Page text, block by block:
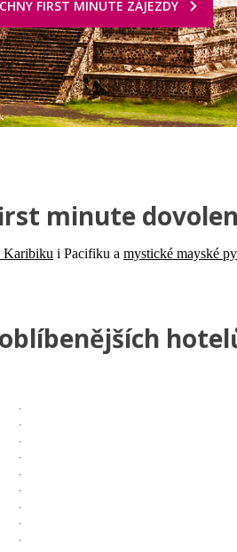
FIRST MINUTE ZÁJEZDY
minute
Karibiku i Pacifiku a mystické mayské